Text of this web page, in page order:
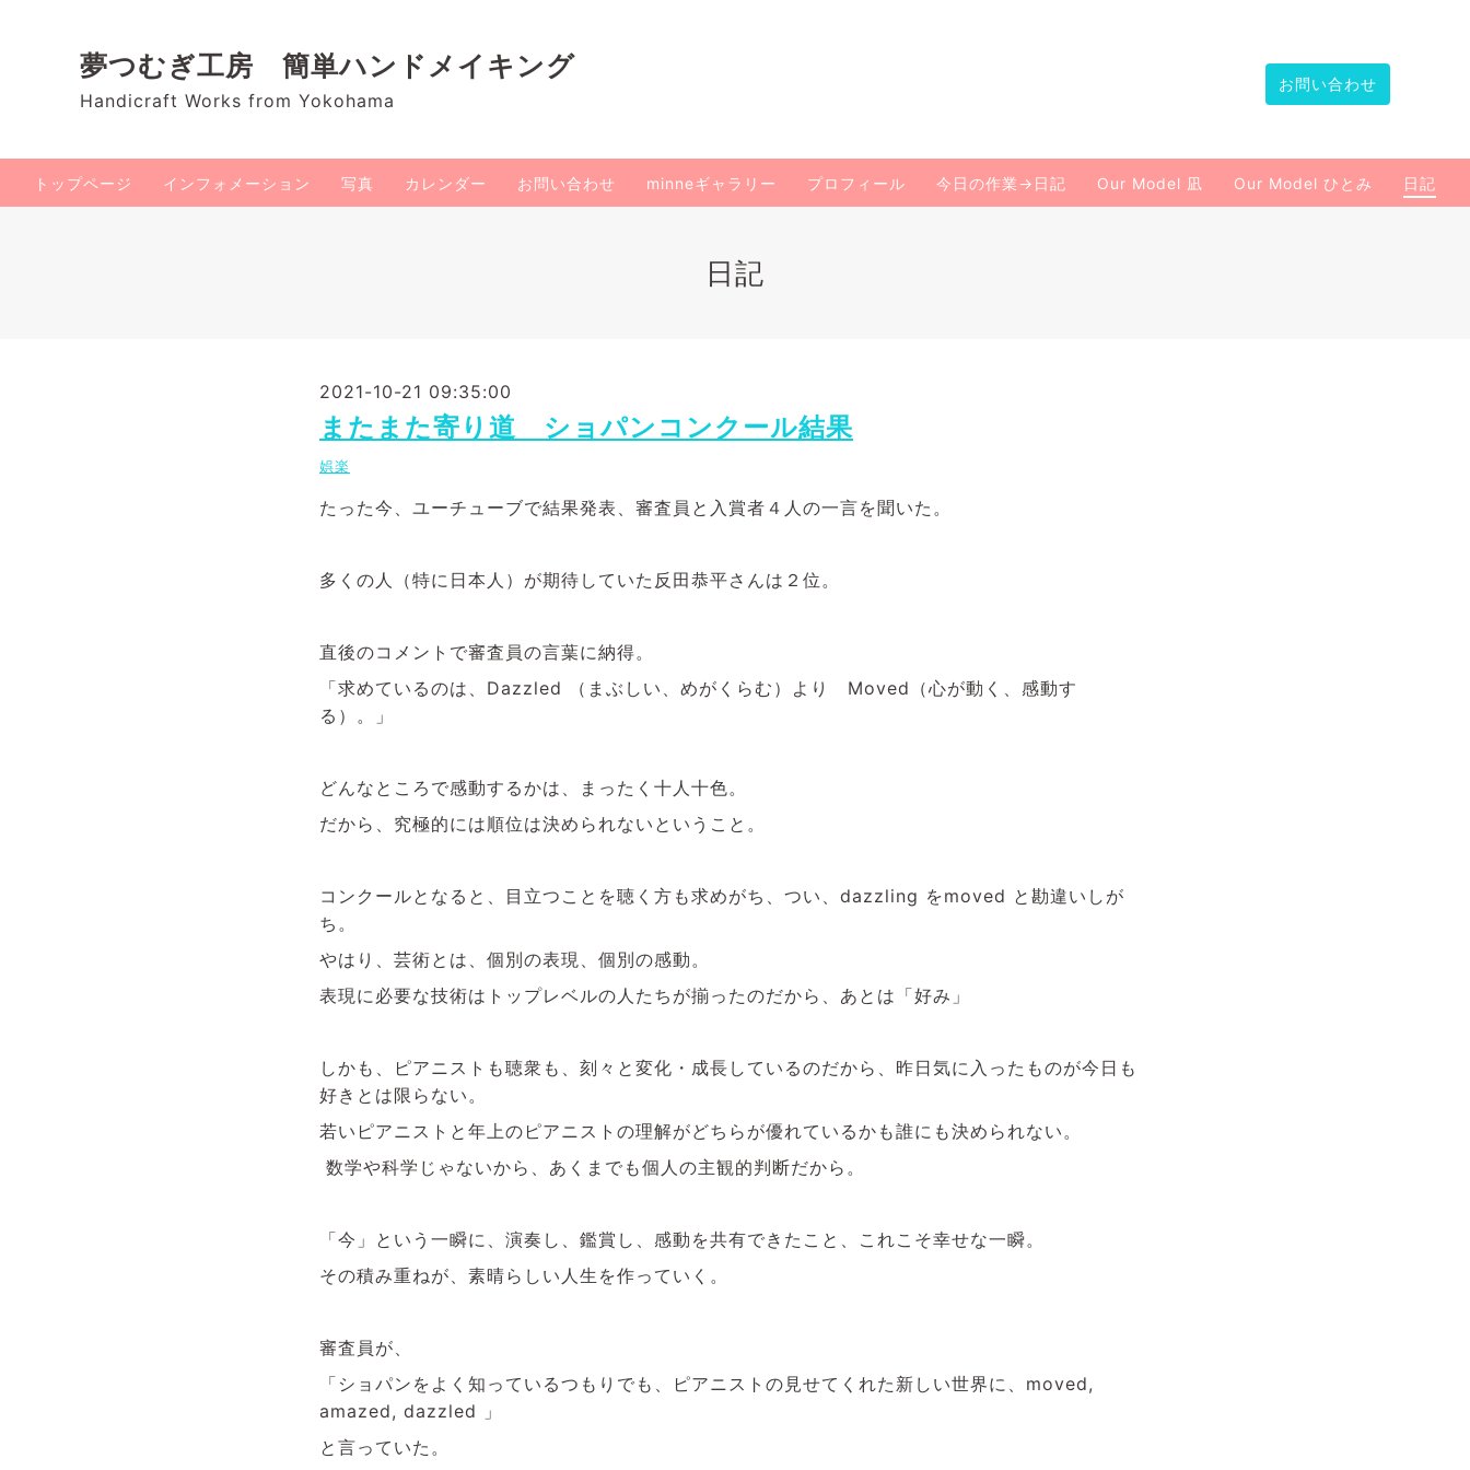
夢つむぎ工房 簡単ハンドメイキング
Handicraft Works from Yokohama
お問い合わせ
トップページ インフォメーション 写真 カレンダー お問い合わせ minneギャラリー プロフィール 今日の作業→日記 Our Model 凪 Our Model ひとみ 日記
日記
2021-10-21 09:35:00
またまた寄り道 ショパンコンクール結果
娯楽
たった今、ユーチューブで結果発表、審査員と入賞者４人の一言を聞いた。
多くの人（特に日本人）が期待していた反田恭平さんは２位。
直後のコメントで審査員の言葉に納得。
「求めているのは、Dazzled （まぶしい、めがくらむ）より Moved（心が動く、感動す
る）。」
どんなところで感動するかは、まったく十人十色。
だから、究極的には順位は決められないということ。
コンクールとなると、目立つことを聴く方も求めがち、つい、dazzling をmoved と勘違いしが
ち。
やはり、芸術とは、個別の表現、個別の感動。
表現に必要な技術はトップレベルの人たちが揃ったのだから、あとは「好み」
しかも、ピアニストも聴衆も、刻々と変化・成長しているのだから、昨日気に入ったものが今日も
好きとは限らない。
若いピアニストと年上のピアニストの理解がどちらが優れているかも誰にも決められない。
数学や科学じゃないから、あくまでも個人の主観的判断だから。
「今」という一瞬に、演奏し、鑑賞し、感動を共有できたこと、これこそ幸せな一瞬。
その積み重ねが、素晴らしい人生を作っていく。
審査員が、
「ショパンをよく知っているつもりでも、ピアニストの見せてくれた新しい世界に、moved,
amazed, dazzled 」
と言っていた。